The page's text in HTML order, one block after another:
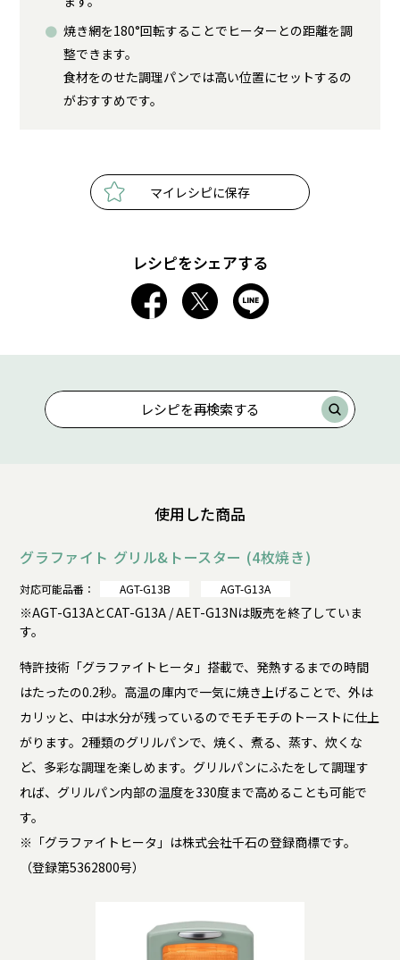
焼き網を180°回転することでヒーターとの距離を調
整できます。
食材をのせた調理パンでは高い位置にセットするの
がおすすめです。
マイレシピに保存
レシピをシェアする
レシピを再検索する
使用した商品
グラファイト グリル&トースター (4枚焼き)
対応可能品番： AGT-G13B AGT-G13A
※AGT-G13AとCAT-G13A / AET-G13Nは販売を終了していま
す。
特許技術「グラファイトヒータ」搭載で、発熱するまでの時間
はたったの0.2秒。高温の庫内で一気に焼き上げることで、外は
カリッと、中は水分が残っているのでモチモチのトーストに仕上
がります。2種類のグリルパンで、焼く、煮る、蒸す、炊くな
ど、多彩な調理を楽しめます。グリルパンにふたをして調理す
れば、グリルパン内部の温度を330度まで高めることも可能で
す。
※「グラファイトヒータ」は株式会社千石の登録商標です。
（登録第5362800号）